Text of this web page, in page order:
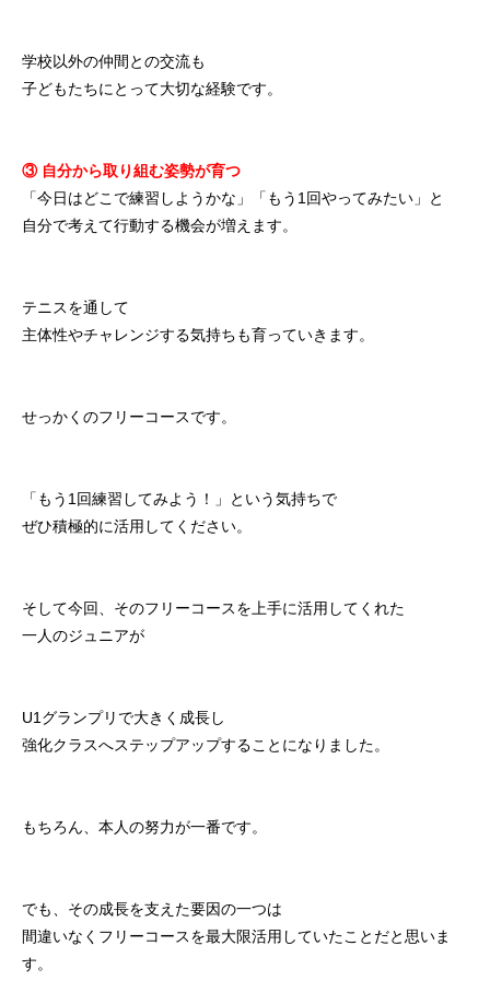
学校以外の仲間との交流も
子どもたちにとって大切な経験です。
③ 自分から取り組む姿勢が育つ
「今日はどこで練習しようかな」「もう1回やってみたい」と
自分で考えて行動する機会が増えます。
テニスを通して
主体性やチャレンジする気持ちも育っていきます。
せっかくのフリーコースです。
「もう1回練習してみよう！」という気持ちで
ぜひ積極的に活用してください。
そして今回、そのフリーコースを上手に活用してくれた
一人のジュニアが
U1グランプリで大きく成長し
強化クラスへステップアップすることになりました。
もちろん、本人の努力が一番です。
でも、その成長を支えた要因の一つは
間違いなくフリーコースを最大限活用していたことだと思いま
す。